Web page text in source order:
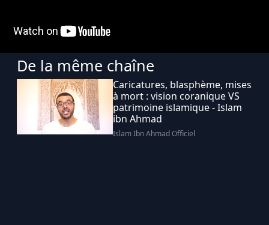
De la même chaîne
Caricatures, blasphème, mises
à mort : vision coranique VS
patrimoine islamique - Islam
ibn Ahmad
Islam Ibn Ahmad Officiel